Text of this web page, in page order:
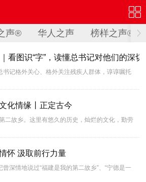
声® 华人之声 榜样之声®
看图识“字”，读懂总书记对他们的深切
记格外关心、格外关注残疾人群体，谆谆嘱托
化情缘丨正定古今
二故乡。这里有悠久的历史，灿烂的文化，勤劳
怀 汲取前行力量
曾深情地说过“福建是我的第二故乡”、“宁德是一